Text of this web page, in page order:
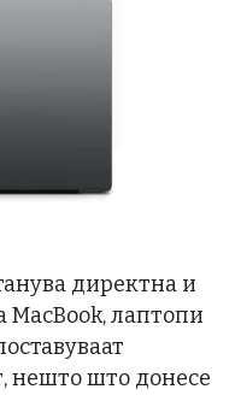
директна и
лаптопи
нешто што донесе